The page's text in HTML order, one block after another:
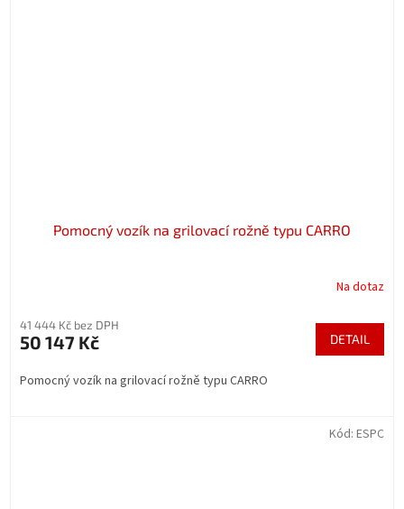
Pomocný vozík na grilovací rožně typu CARRO
Na dotaz
41 444 Kč bez DPH
50 147 Kč DETAIL
Pomocný vozík na grilovací rožně typu CARRO
Kód: ESPC